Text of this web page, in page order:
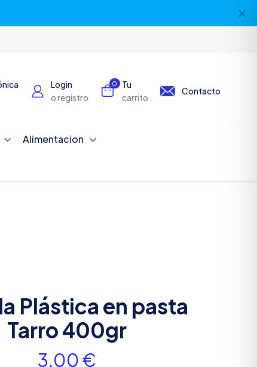
✕
Login
o registro
0
Tu
carrito
Contacto
Alimentacion
Plástica en pasta
Tarro 400gr
3,00€